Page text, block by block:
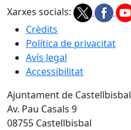
Xarxes socials:
Crèdits
Política de privacitat
Avís legal
Accessibilitat
Ajuntament de Castellbisbal
Av. Pau Casals 9
08755 Castellbisbal